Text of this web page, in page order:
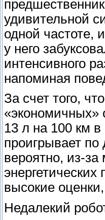
удивительной
одной частоте,
у него
интенсивного
напоминая
За счет того,
«экономичных»
13 л на 100 км
проигрывает по
вероятно, из-
высокие
Недалекий